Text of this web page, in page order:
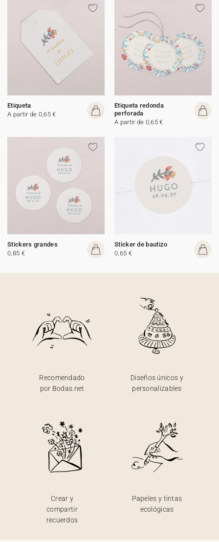
Etiqueta
A partir de 0,65 €
Etiqueta redonda
perforada
A partir de 0,65 €
Stickers grandes
0,85 €
Sticker de bautizo
0,65 €
Recomendado
por Bodas.net
Diseños únicos y
personalizables
Crear y
compartir
recuerdos
Papeles y tintas
ecológicas